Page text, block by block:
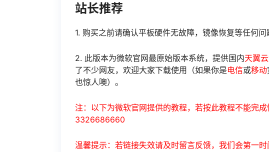
站长推荐
1. 购买之前请确认平板硬件无故障，镜像恢复等任何问
2. 此版本为微软官网最原始版本系统，提供国内天翼
了不少网友，欢迎大家下载使用（如果你是电信或移动
也惊人噢）。
注：以下为微软官网提供的教程，若按此教程不能完
3326686660
温馨提示：若链接失效请及时留言反馈，我们会第一时